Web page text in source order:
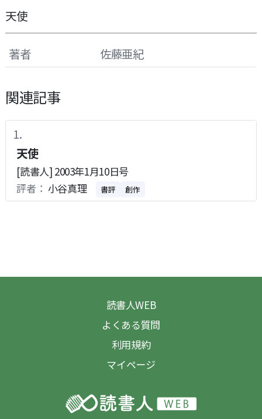
天使
著者 佐藤亜紀
関連記事
天使
[読書人] 2003年1月10日号
評者： 小谷真理 書評 創作
読書人WEB
よくある質問
利用規約
マイページ